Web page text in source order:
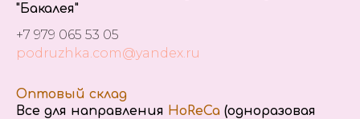
"Бакалея"
+7 979 065 53 05
podruzhka.com@yandex.ru
Оптовый склад
Все для направления HoReCa (одноразовая